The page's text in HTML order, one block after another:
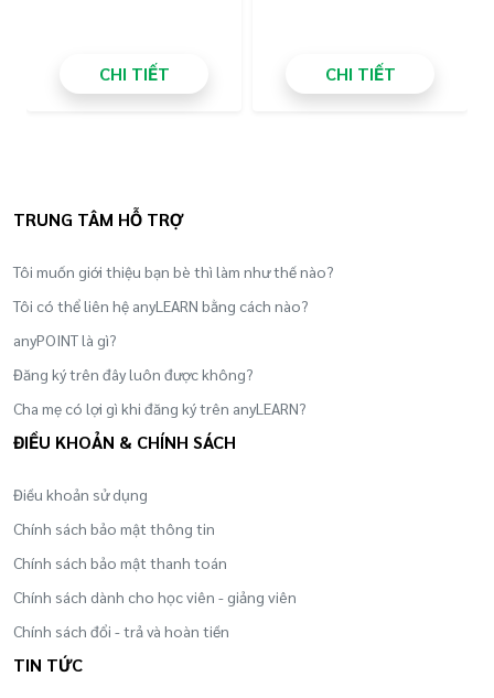
Cấp độ cơ bản: First Step 1,2
bóng rổ hoặc đã tập luyện một thời gian nhưng
còn yếu kỹ thuật căn bản.
- Phù hợp mọi lứa tuổi từ 5 tuổi trở lên.
- Chương trình đào tạo tập trung rèn luyện các
kỹ thuật cơ bản vững chắc và tạo niềm đam mê
cho các học viên.
- Lớp học có số lượng từ 5 đến 20 học viên
- Các Huấn luyện viên có chuyên môn cao, bằng
cấp do Liên đoàn bóng rổ TPHCM cấp và công
- Giáo án chuyên biệt theo chuẩn Châu Âu.
- Có giấy chứng nhận khi hoàn thành hết cấp độ.
CHI TIẾT CHI TIẾT
TRUNG TÂM HỖ TRỢ
Tôi muốn giới thiệu bạn bè thì làm như thế nào?
Tôi có thể liên hệ anyLEARN bằng cách nào?
anyPOINT là gì?
Đăng ký trên đây luôn được không?
Cha mẹ có lợi gì khi đăng ký trên anyLEARN?
ĐIỀU KHOẢN & CHÍNH SÁCH
Điều khoản sử dụng
Chính sách bảo mật thông tin
Chính sách bảo mật thanh toán
Chính sách dành cho học viên - giảng viên
Chính sách đổi - trả và hoàn tiền
TIN TỨC